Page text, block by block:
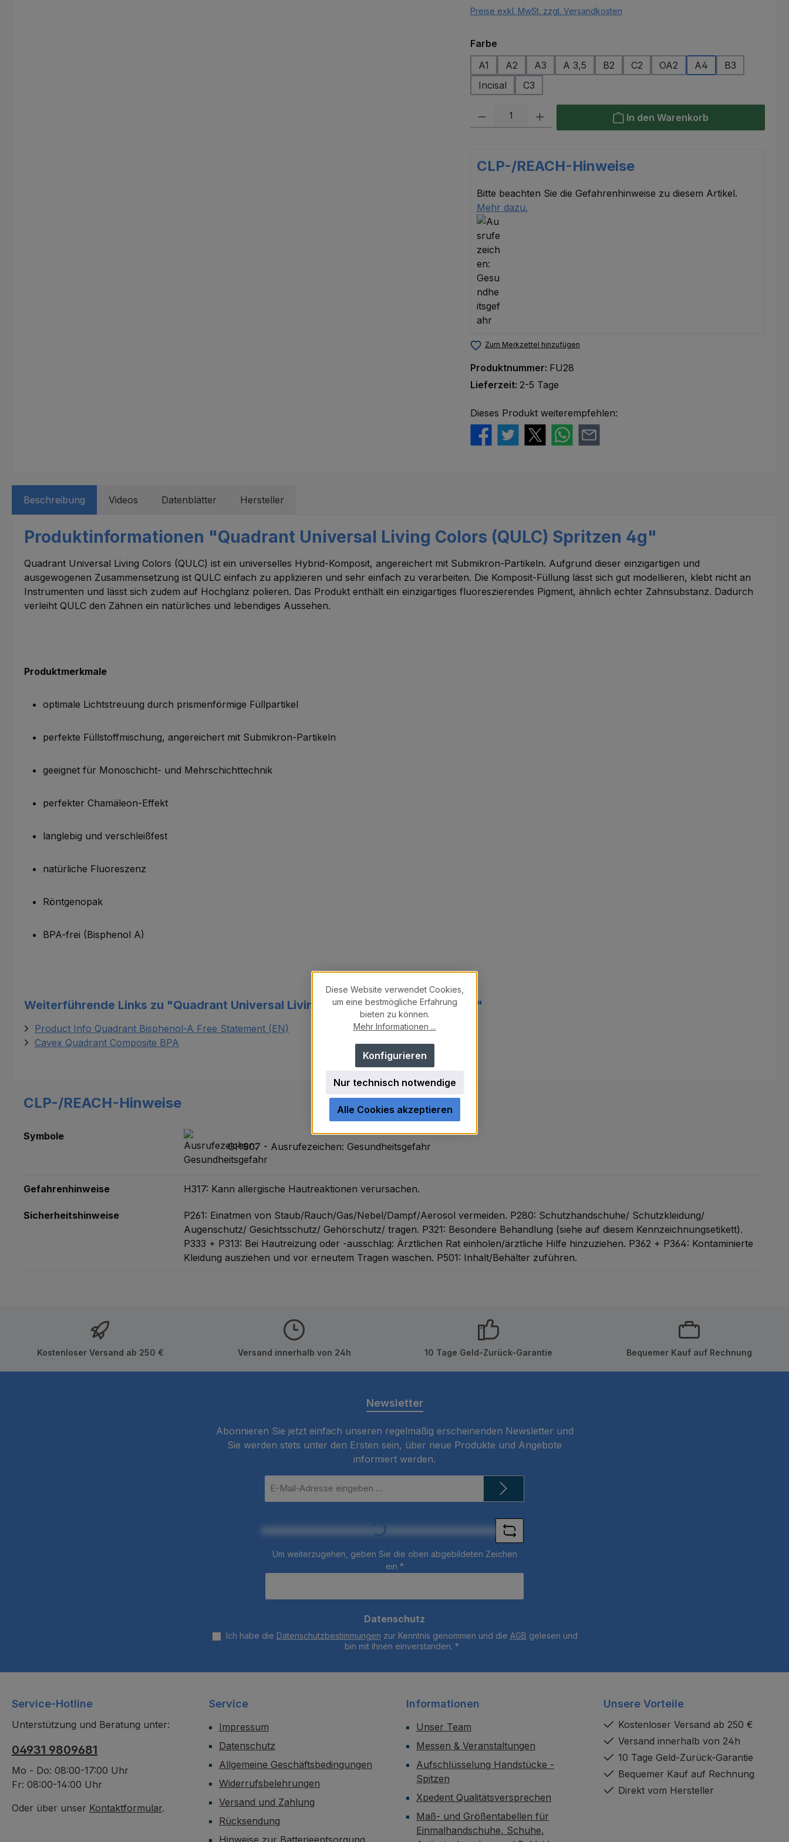
Preise exkl. MwSt. zzgl. Versandkosten
Farbeauswählen
A1
A2 A3 A 3,5 B2 C2 OA2 A4
B3
Incisal
C3
Produkt Anzahl: Gib den gewünschten Wert ein oder benutze die Schaltflächen
In den Warenkorb
CLP-/REACH-Hinweise
Bitte beachten Sie die Gefahrenhinweise zu diesem Artikel.
Mehr dazu.
Zum Merkzettel hinzufügen
Produktnummer: FU28
Lieferzeit: 2-5 Tage
Dieses Produkt weiterempfehlen:
Beschreibung Videos Datenblätter Hersteller
Produktinformationen "Quadrant Universal Living Colors (QULC) Spritzen 4g"
Quadrant Universal Living Colors (QULC) ist ein universelles Hybrid-Komposit, angereichert mit Submikron-Partikeln. Aufgrund dieser einzigartigen und
ausgewogenen Zusammensetzung ist QULC einfach zu applizieren und sehr einfach zu verarbeiten. Die Komposit-Füllung lässt sich gut modellieren, klebt nicht an
Instrumenten und lässt sich zudem auf Hochglanz polieren. Das Produkt enthält ein einzigartiges fluoreszierendes Pigment, ähnlich echter Zahnsubstanz. Dadurch
verleiht QULC den Zähnen ein natürliches und lebendiges Aussehen.
Produktmerkmale
optimale Lichtstreuung durch prismenförmige Füllpartikel
perfekte Füllstoffmischung, angereichert mit Submikron-Partikeln
geeignet für Monoschicht- und Mehrschichttechnik
perfekter Chamäleon-Effekt
langlebig und verschleißfest
natürliche Fluoreszenz
Röntgenopak
BPA-frei (Bisphenol A)
Weiterführende Links zu "Quadrant Universal Living Colors (QULC) Spritzen 4g"
Product Info Quadrant Bisphenol-A Free Statement (EN)
Cavex Quadrant Composite BPA
CLP-/REACH-Hinweise
Symbole
GHS07 - Ausrufezeichen: Gesundheitsgefahr
Gefahrenhinweise H317: Kann allergische Hautreaktionen verursachen.
Sicherheitshinweise P261: Einatmen von Staub/Rauch/Gas/Nebel/Dampf/Aerosol vermeiden. P280: Schutzhandschuhe/ Schutzkleidung/
Augenschutz/ Gesichtsschutz/ Gehörschutz/ tragen. P321: Besondere Behandlung (siehe auf diesem Kennzeichnungsetikett).
P333 + P313: Bei Hautreizung oder -ausschlag: Ärztlichen Rat einholen/ärztliche Hilfe hinzuziehen. P362 + P364: Kontaminierte
Kleidung ausziehen und vor erneutem Tragen waschen. P501: Inhalt/Behälter zuführen.
Kostenloser Versand ab 250 € Versand innerhalb von 24h 10 Tage Geld-Zurück-Garantie Bequemer Kauf auf Rechnung
Newsletter
Abonnieren Sie jetzt einfach unseren regelmäßig erscheinenden Newsletter und
Sie werden stets unter den Ersten sein, über neue Produkte und Angebote
informiert werden.
Mail-
Loading...
Um weiterzugehen, geben Sie die oben abgebildeten Zeichen
ein *
Datenschutz
Ich habe die Datenschutzbestimmungen zur Kenntnis genommen und die AGB gelesen und
bin mit ihnen einverstanden. *
Service-Hotline
Unterstützung und Beratung unter:
04931 9809681
Mo - Do: 08:00-17:00 Uhr
Fr: 08:00-14:00 Uhr
Oder über unser Kontaktformular.
Service
Impressum
Datenschutz
Allgemeine Geschäftsbedingungen
Widerrufsbelehrungen
Versand und Zahlung
Rücksendung
Hinweise zur Batterieentsorgung
Informationen
Unser Team
Messen & Veranstaltungen
Aufschlüsselung Handstücke -
Spitzen
Xpedent Qualitätsversprechen
Maß- und Größentabellen für
Einmalhandschuhe, Schuhe,
Unsere Vorteile
Kostenloser Versand ab 250 €
Versand innerhalb von 24h
10 Tage Geld-Zurück-Garantie
Bequemer Kauf auf Rechnung
Direkt vom Hersteller
Diese Website verwendet Cookies,
um eine bestmögliche Erfahrung
bieten zu können.
Mehr Informationen ...
Nur technisch notwendige
Konfigurieren
Alle Cookies akzeptieren